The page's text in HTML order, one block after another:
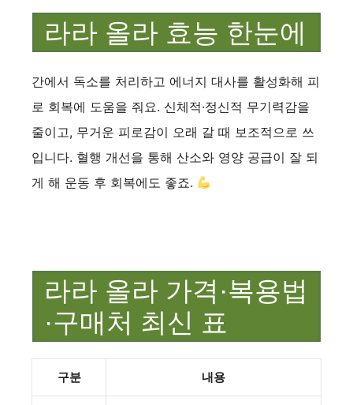
라라 올라 효능 한눈에
간에서 독소를 처리하고 에너지 대사를 활성화해 피
로 회복에 도움을 줘요. 신체적·정신적 무기력감을
줄이고, 무거운 피로감이 오래 갈 때 보조적으로 쓰
입니다. 혈행 개선을 통해 산소와 영양 공급이 잘 되
게 해 운동 후 회복에도 좋죠.
라라 올라 가격·복용법
·구매처 최신 표
구분 내용